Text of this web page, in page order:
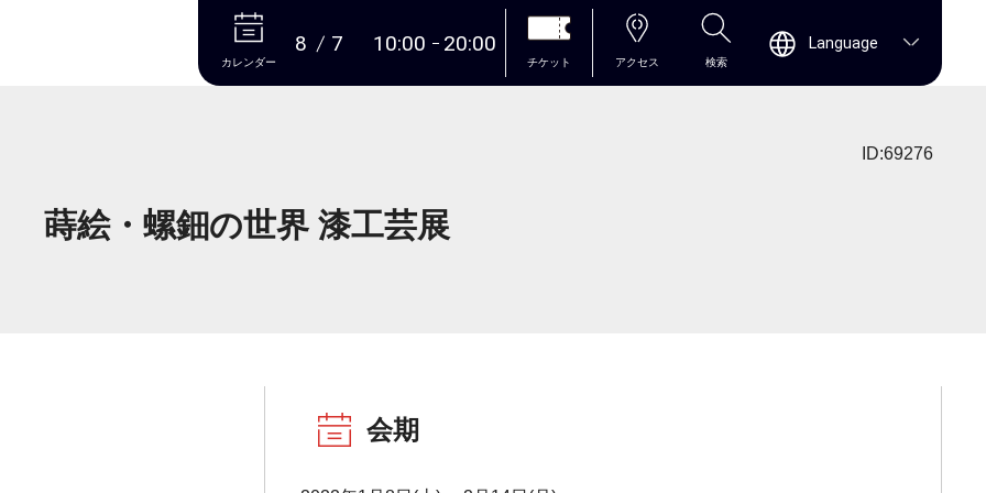
本文へ
カレンダー
8 7 10:00 20:00
チケット アクセス 検索
Language
ID:69276
蒔絵・螺鈿の世界 漆工芸展
会期